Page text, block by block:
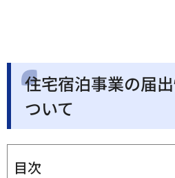
住宅宿泊事業の届
ついて
目次